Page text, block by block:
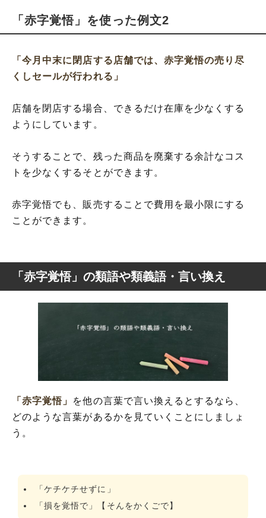
「赤字覚悟」を使った例文2
「今月中末に閉店する店舗では、赤字覚悟の売り尽
くしセールが行われる」
店舗を閉店する場合、できるだけ在庫を少なくする
ようにしています。
そうすることで、残った商品を廃棄する余計なコス
トを少なくするそとができます。
赤字覚悟でも、販売することで費用を最小限にする
ことができます。
「赤字覚悟」の類語や類義語・言い換え
「赤字覚悟」 を他の言葉で言い換えるとするなら、
どのような言葉があるかを見ていくことにしましょ
う。
「ケチケチせずに」
「損を覚悟で」【そんをかくごで】